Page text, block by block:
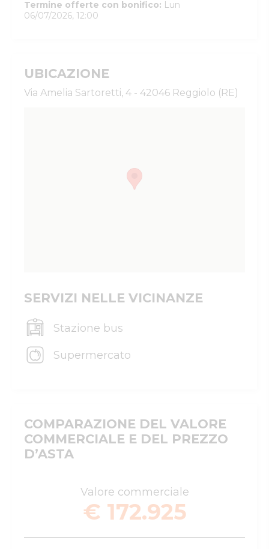
Termine offerte con bonifico: Lun
06/07/2026, 12:00
UBICAZIONE
Via Amelia Sartoretti, 4 - 42046 Reggiolo (RE)
SERVIZI NELLE VICINANZE
Stazione bus
Supermercato
COMPARAZIONE DEL VALORE
COMMERCIALE E DEL PREZZO
D’ASTA
Valore commerciale
€ 172.925